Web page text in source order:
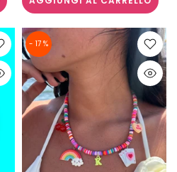
- 17 %